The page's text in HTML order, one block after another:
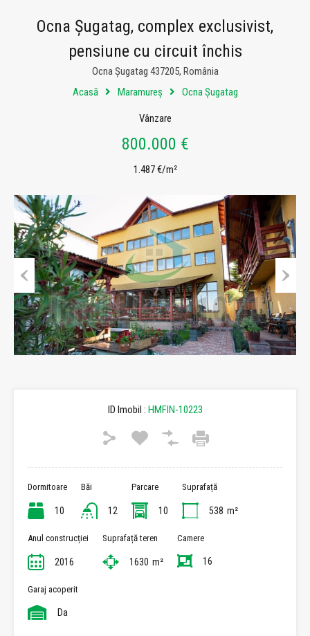
Ocna Șugatag, complex exclusivist,
pensiune cu circuit închis
Ocna Șugatag 437205, România
Acasă
Maramureș Ocna Șugatag
Vânzare
800.000 €
1.487 €/m²
Previous Next
ID Imobil : HMFIN-10223
Dormitoare
10
Băi
12
Parcare
10
Suprafață
538 m²
Anul construcției
2016
Suprafață teren
1630 m²
Camere
16
Garaj acoperit
Da